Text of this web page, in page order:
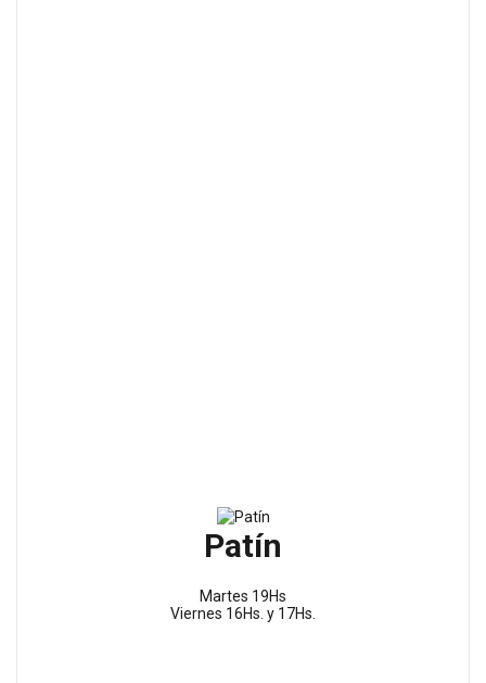
Patín
Martes 19Hs
Viernes 16Hs. y 17Hs.